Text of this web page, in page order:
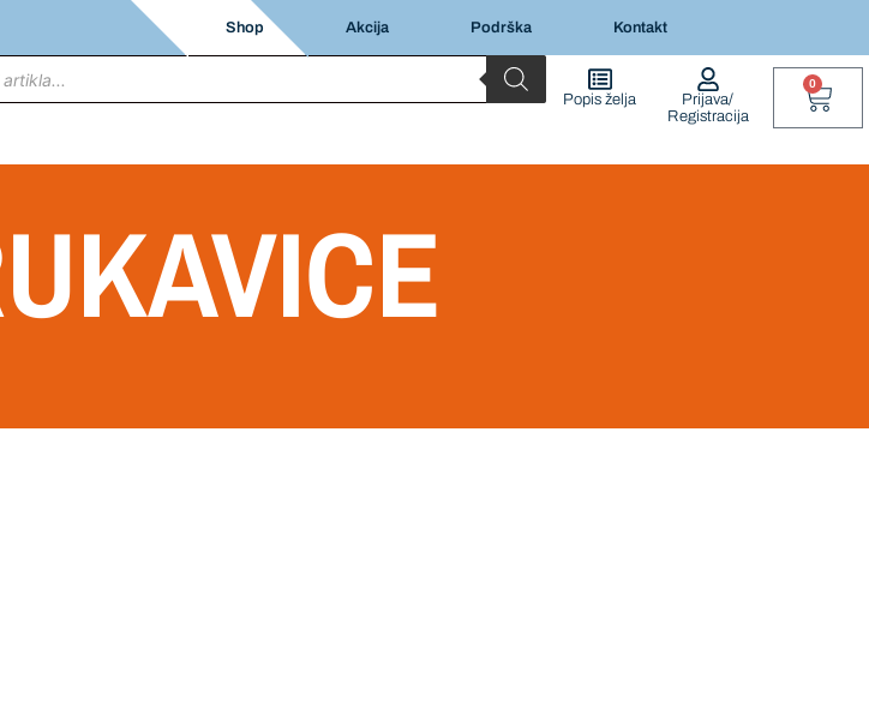
Shop Akcija Podrška Kontakt
Popis želja
Prijava/
Registracija
0